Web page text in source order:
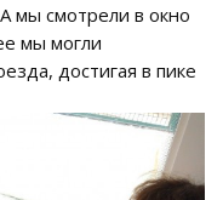
мы смотрели в окно
мы могли
достигая в пике